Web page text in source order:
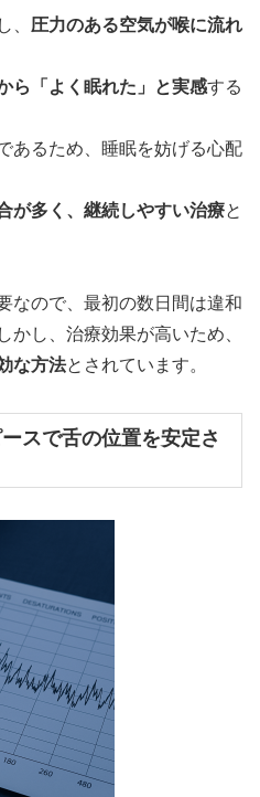
、 圧力のある空気が喉に流れ
ら「よく眠れた」と実感する
あるため、睡眠を妨げる心配
が多く、継続しやすい治療と
なので、最初の数日間は違和
かし、治療効果が高いため、
な方法とされています。
スで舌の位置を安定さ